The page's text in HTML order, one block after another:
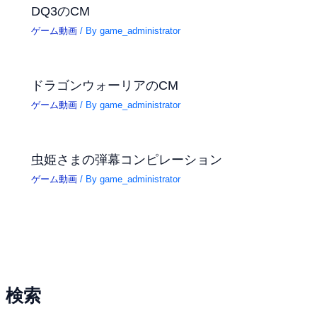
検索
DQ3のCM
ゲーム動画 / Bygame_administrator
ドラゴンウォーリアのCM
ゲーム動画 / Bygame_administrator
虫姫さまの弾幕コンピレーション
ゲーム動画 / Bygame_administrator